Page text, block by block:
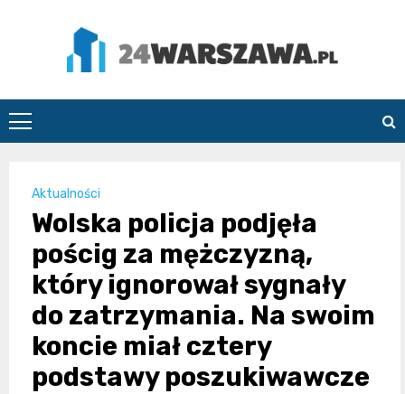
24Warszawa.pl
Aktualności
Wolska policja podjęła
pościg za mężczyzną,
który ignorował sygnały
do zatrzymania. Na swoim
koncie miał cztery
podstawy poszukiwawcze